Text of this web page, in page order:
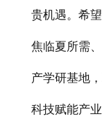
贵机遇。希
焦临夏所需
产学研基地
科技赋能产